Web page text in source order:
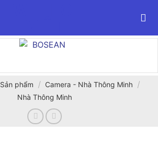
Sản phẩm / Camera - Nhà Thông Minh /
Nhà Thông Minh